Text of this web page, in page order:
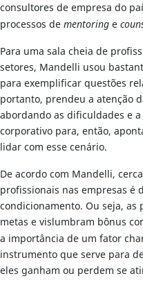
consultores de empresa do
processos de mentoring e
Para uma sala cheia de
setores, Mandelli usou
para exemplificar questões
portanto, prendeu a atenção
abordando as dificuldades e
corporativo para, então,
lidar com esse cenário.
De acordo com Mandelli,
profissionais nas empresas é
condicionamento. Ou seja, as
metas e vislumbram bônus
a importância de um fator
instrumento que serve para
eles ganham ou perdem se